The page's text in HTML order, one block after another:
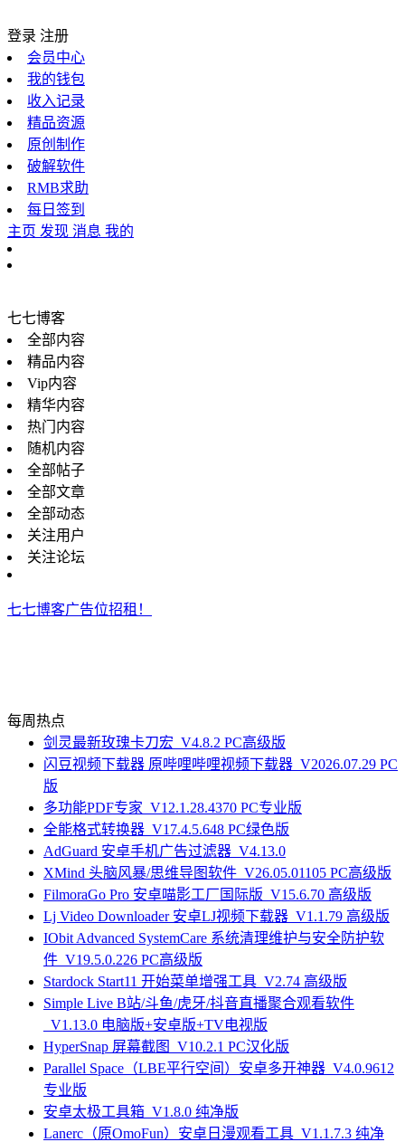
登录 注册
会员中心
我的钱包
收入记录
精品资源
原创制作
破解软件
RMB求助
每日签到
主页 发现 消息 我的
七七博客
全部内容
精品内容
Vip内容
精华内容
热门内容
随机内容
全部帖子
全部文章
全部动态
关注用户
关注论坛
七七博客广告位招租！
每周热点
剑灵最新玫瑰卡刀宏_V4.8.2 PC高级版
闪豆视频下载器 原哔哩哔哩视频下载器_V2026.07.29 PC
版
多功能PDF专家_V12.1.28.4370 PC专业版
全能格式转换器_V17.4.5.648 PC绿色版
AdGuard 安卓手机广告过滤器_V4.13.0
XMind 头脑风暴/思维导图软件_V26.05.01105 PC高级版
FilmoraGo Pro 安卓喵影工厂国际版_V15.6.70 高级版
Lj Video Downloader 安卓LJ视频下载器_V1.1.79 高级版
IObit Advanced SystemCare 系统清理维护与安全防护软
件_V19.5.0.226 PC高级版
Stardock Start11 开始菜单增强工具_V2.74 高级版
Simple Live B站/斗鱼/虎牙/抖音直播聚合观看软件
_V1.13.0 电脑版+安卓版+TV电视版
HyperSnap 屏幕截图_V10.2.1 PC汉化版
Parallel Space（LBE平行空间）安卓多开神器_V4.0.9612
专业版
安卓太极工具箱_V1.8.0 纯净版
Lanerc（原OmoFun）安卓日漫观看工具_V1.1.7.3 纯净